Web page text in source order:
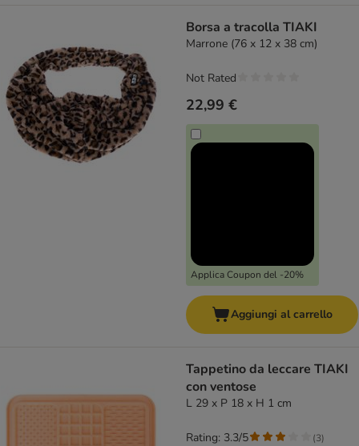
Borsa a tracolla TIAKI
Marrone (76 x 12 x 38 cm)
22,99 €
Applica Coupon del -20%
Not Rated
Aggiungi al carrello
Tappetino da leccare TIAKI
con ventose
L 29 x P 18 x H 1 cm
Rating: 3.3/5 (3)